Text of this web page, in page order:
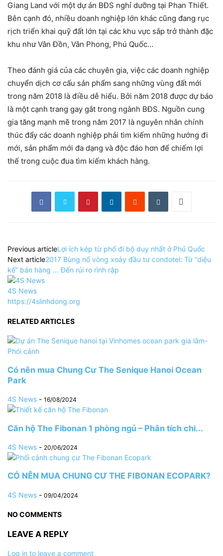
Giang Land với một dự án BĐS nghỉ dưỡng tại Phan Thiết.
Bên cạnh đó, nhiều doanh nghiệp lớn khác cũng đang rục
rịch triển khai quỹ đất lớn tại các khu vực sắp trở thành đặc
khu như Vân Đồn, Vân Phong, Phú Quốc…
Theo đánh giá của các chuyên gia, việc các doanh nghiệp
chuyển dịch cơ cấu sản phẩm sang những vùng đất mới
trong năm 2018 là điều dễ hiểu. Bởi năm 2018 được dự báo
là một cạnh trang gay gắt trong ngành BĐS. Nguồn cung
gia tăng mạnh mẽ trong năm 2017 là nguyên nhân chính
thúc đẩy các doanh nghiệp phải tìm kiếm những hướng đi
mới, sản phẩm mới đa dạng và độc đáo hơn để chiếm lợi
thế trong cuộc đua tìm kiếm khách hàng.
Previous articleLợi ích kép từ phố đi bộ duy nhất ở Phú Quốc
Next article2017 Bùng nổ vòng xoáy đầu tư condotel: Từ “diệu
kế” bán hàng … Đến rủi ro rình rập
4S News
https://4slinhdong.org
RELATED ARTICLES
Có nên mua Chung Cư The Senique Hanoi Ocean
Park
4S News - 16/08/2024
Căn hộ The Fibonan 1 phòng ngủ – Phân tích chi...
4S News - 20/06/2024
CÓ NÊN MUA CHUNG CƯ THE FIBONAN ECOPARK?
4S News - 09/04/2024
NO COMMENTS
LEAVE A REPLY
Log in to leave a comment